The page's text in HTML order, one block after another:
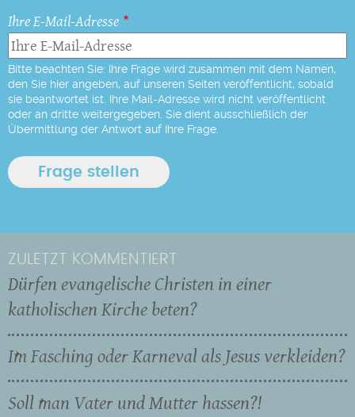
Ihre E-Mail-Adresse
Bitte beachten Sie: Ihre Frage wird zusammen mit dem Namen,
den Sie hier angeben, auf unseren Seiten veröffentlicht, sobald
sie beantwortet ist. Ihre Mail-Adresse wird nicht veröffentlicht
oder an dritte weitergegeben. Sie dient ausschließlich der
Übermittlung der Antwort auf Ihre Frage.
ZULETZT KOMMENTIERT
Dürfen evangelische Christen in einer
katholischen Kirche beten?
Im Fasching oder Karneval als Jesus verkleiden?
Soll man Vater und Mutter hassen?!